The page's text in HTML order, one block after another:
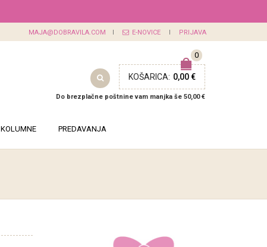
MAJA@DOBRAVILA.COM E-NOVICE PRIJAVA
0
KOŠARICA: 0,00 €
Do brezplačne poštnine vam manjka še 50,00 €
KOLUMNE PREDAVANJA